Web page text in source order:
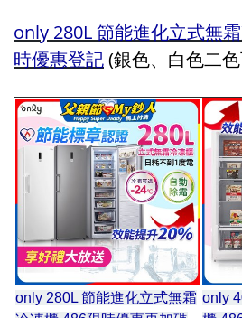
only 280L 節能進化立式無
時優惠登記 (銀色、白色二
only 280L 節能進化立式無霜 only